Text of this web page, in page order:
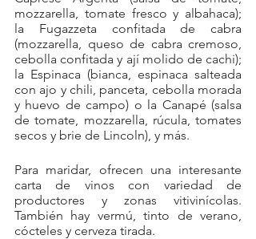
mozzarella, tomate fresco y albahaca);
la Fugazzeta confitada de cabra
(mozzarella, queso de cabra cremoso,
cebolla confitada y ají molido de cachi);
la Espinaca (bianca, espinaca salteada
con ajo y chili, panceta, cebolla morada
y huevo de campo) o la Canapé (salsa
de tomate, mozzarella, rúcula, tomates
secos y brie de Lincoln), y más.
Para maridar, ofrecen una interesante
carta de vinos con variedad de
productores y zonas vitivinícolas.
También hay vermú, tinto de verano,
cócteles y cerveza tirada.